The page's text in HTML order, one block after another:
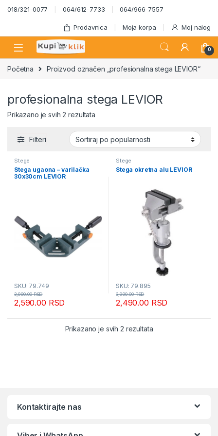
Skip to navigation
Skip to content
018/321-0077 064/612-7733 064/966-7557
Prodavnica Moja korpa Moj nalog
0
Početna Proizvod označen „profesionalna stega LEVIOR“
profesionalna stega LEVIOR
Prikazano je svih 2 rezultataSortirano po popularnosti
Filteri
Stege
Stega ugaona – varilačka
30x30cm LEVIOR
SKU: 79.749
2,590.00 RSD
3,990.00RSD
Stege
Stega okretna alu LEVIOR
SKU: 79.895
2,490.00 RSD
3,990.00RSD
Prikazano je svih 2 rezultataSortirano po
Kontaktirajte nas